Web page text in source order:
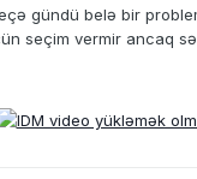
gündü belə bir
seçim vermir ancaq